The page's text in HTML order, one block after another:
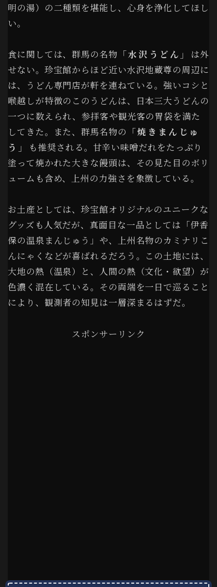
明の湯）の二種類を堪能し、心身を浄化してほし
い。
食に関しては、群馬の名物 「水沢うどん」 は外
せない。珍宝館からほど近い水沢地蔵尊の周辺に
は、うどん専門店が軒を連ねている。強いコシと
喉越しが特徴のこのうどんは、日本三大うどんの
一つに数えられ、参拝客や観光客の胃袋を満た
してきた。また、群馬名物の 「焼きまんじゅ
う」
も推奨される。甘辛い味噌だれをたっぷり
塗って焼かれた大きな饅頭は、その見た目のボリ
ュームも含め、上州の力強さを象徴している。
お土産としては、珍宝館オリジナルのユニークな
グッズも人気だが、真面目な一品としては「伊香
保の温泉まんじゅう」や、上州名物のカミナリこ
んにゃくなどが喜ばれるだろう。この土地には、
大地の熱（温泉）と、人間の熱（文化・欲望）が
色濃く混在している。その両端を一日で巡ること
により、観測者の知見は一層深まるはずだ。
スポンサーリンク